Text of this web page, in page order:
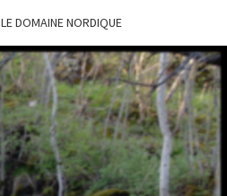
LE DOMAINE NORDIQUE